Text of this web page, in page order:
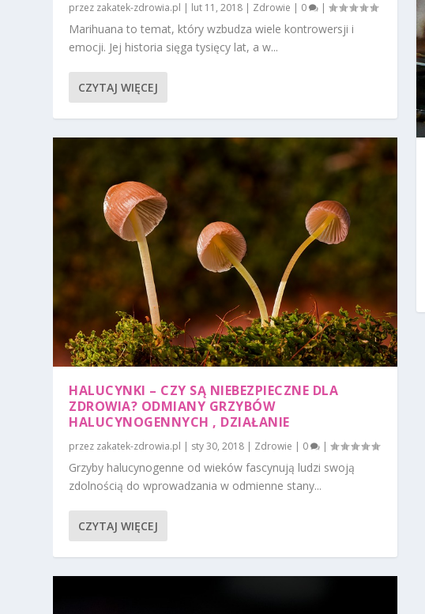
przez zakatek-zdrowia.pl | lut 11, 2018 | Zdrowie | 0 |
Marihuana to temat, który wzbudza wiele kontrowersji i
emocji. Jej historia sięga tysięcy lat, a w...
CZYTAJ WIĘCEJ
HALUCYNKI – CZY SĄ NIEBEZPIECZNE DLA
ZDROWIA? ODMIANY GRZYBÓW
HALUCYNOGENNYCH , DZIAŁANIE
przez zakatek-zdrowia.pl | sty 30, 2018 | Zdrowie | 0 |
Grzyby halucynogenne od wieków fascynują ludzi swoją
zdolnością do wprowadzania w odmienne stany...
CZYTAJ WIĘCEJ